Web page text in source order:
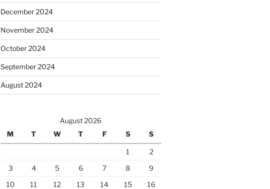
December 2024
November 2024
October 2024
September 2024
August 2024
August 2026
M
T W T F S S
1
2
3
4 5 6 7 8
9
10
11 12 13 14 15
16